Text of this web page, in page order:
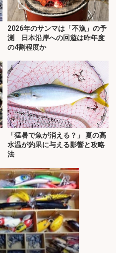
2026年のサンマは「不漁」の予
測 日本沿岸への回遊は昨年度
の4割程度か
「猛暑で魚が消える？」 夏の高
水温が釣果に与える影響と攻略
法